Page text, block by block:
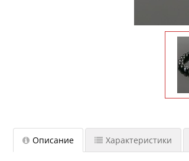
Описание Характеристики